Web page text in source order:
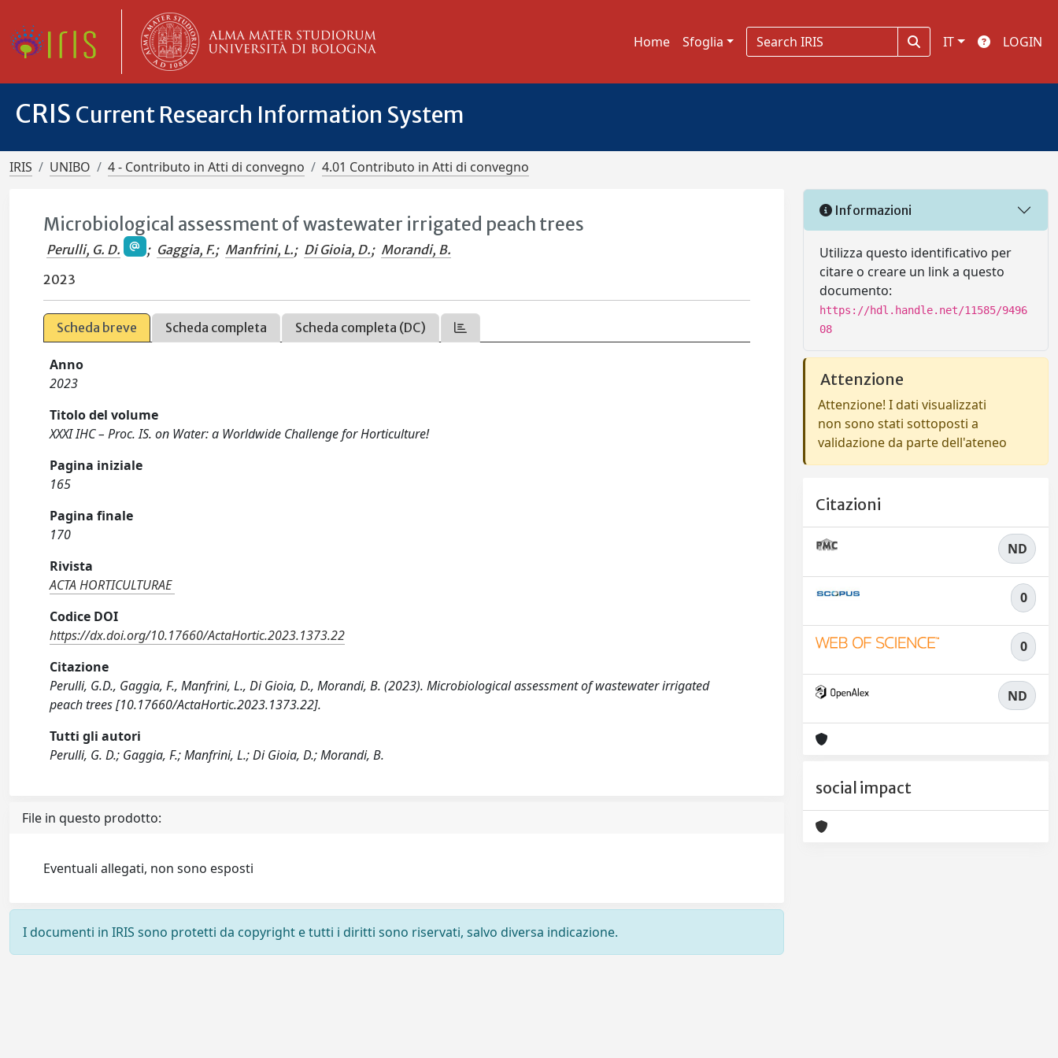
Home Sfoglia IT LOGIN
CRIS Current Research Information System
IRIS UNIBO 4 - Contributo in Atti di convegno 4.01 Contributo in Atti di convegno
Microbiological assessment of wastewater irrigated peach trees
Perulli, G. D. ; Gaggia, F.; Manfrini, L.; Di Gioia, D.; Morandi, B.
2023
Scheda breve Scheda completa Scheda completa (DC)
Anno
2023
Titolo del volume
XXXI IHC – Proc. IS. on Water: a Worldwide Challenge for Horticulture!
Pagina iniziale
165
Pagina finale
170
Rivista
ACTA HORTICULTURAE
Codice DOI
https://dx.doi.org/10.17660/ActaHortic.2023.1373.22
Citazione
Perulli, G.D., Gaggia, F., Manfrini, L., Di Gioia, D., Morandi, B. (2023). Microbiological assessment of wastewater irrigated
peach trees [10.17660/ActaHortic.2023.1373.22].
Tutti gli autori
Perulli, G. D.; Gaggia, F.; Manfrini, L.; Di Gioia, D.; Morandi, B.
File in questo prodotto:
Eventuali allegati, non sono esposti
I documenti in IRIS sono protetti da copyright e tutti i diritti sono riservati, salvo diversa indicazione.
Informazioni
Utilizza questo identificativo per
citare o creare un link a questo
documento:
https://hdl.handle.net/11585/9496
08
Attenzione
Attenzione! I dati visualizzati
non sono stati sottoposti a
validazione da parte dell'ateneo
Citazioni
ND
0
0
ND
social impact